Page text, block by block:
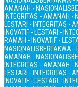
AMANAH - NASIONALIS
INTEGRITAS - AMANAH -
LESTARI - INTEGRITAS -
INOVATIF - LESTARI -
RAMAH - INOVATIF -
NASIONALISBERTAKWA -
AMANAH - NASIONALIS
INTEGRITAS - AMANAH -
LESTARI - INTEGRITAS -
INOVATIF - LESTARI -